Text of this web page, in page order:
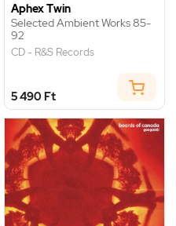
Aphex Twin
Selected Ambient Works 85-
92
CD - R&S Records
5 490 Ft